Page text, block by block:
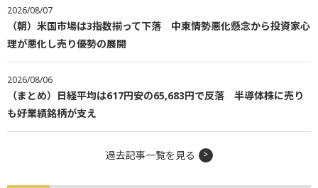
2026/08/07
（朝）米国市場は3指数揃って下落 中東情勢悪化懸念から投資家心
理が悪化し売り優勢の展開
2026/08/06
（まとめ）日経平均は617円安の65,683円で反落 半導体株に売り
も好業績銘柄が支え
過去記事一覧を見る